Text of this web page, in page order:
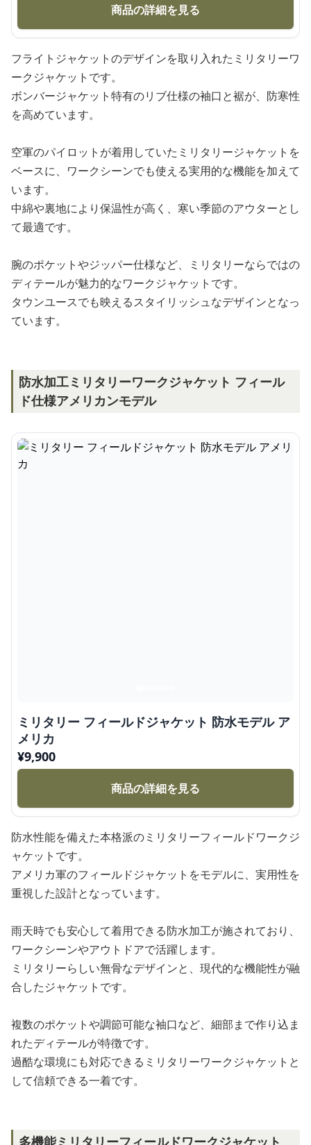
商品の詳細を見る
フライトジャケットのデザインを取り入れたミリタリーワ
ークジャケットです。
ボンバージャケット特有のリブ仕様の袖口と裾が、防寒性
を高めています。
空軍のパイロットが着用していたミリタリージャケットを
ベースに、ワークシーンでも使える実用的な機能を加えて
います。
中綿や裏地により保温性が高く、寒い季節のアウターとし
て最適です。
腕のポケットやジッパー仕様など、ミリタリーならではの
ディテールが魅力的なワークジャケットです。
タウンユースでも映えるスタイリッシュなデザインとなっ
ています。
防水加工ミリタリーワークジャケット フィール
ド仕様アメリカンモデル
ミリタリー フィールドジャケット 防水モデル ア
メリカ
¥9,900
商品の詳細を見る
防水性能を備えた本格派のミリタリーフィールドワークジ
ャケットです。
アメリカ軍のフィールドジャケットをモデルに、実用性を
重視した設計となっています。
雨天時でも安心して着用できる防水加工が施されており、
ワークシーンやアウトドアで活躍します。
ミリタリーらしい無骨なデザインと、現代的な機能性が融
合したジャケットです。
複数のポケットや調節可能な袖口など、細部まで作り込ま
れたディテールが特徴です。
過酷な環境にも対応できるミリタリーワークジャケットと
して信頼できる一着です。
多機能ミリタリーフィールドワークジャケット